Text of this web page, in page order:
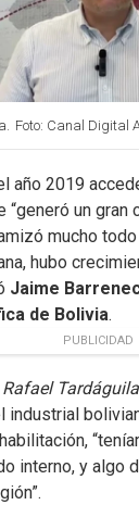
Foto: Canal Digital
año 2019
“generó un gran
mucho
hubo
Jaime
de Bolivia.
PUBLICIDAD
Rafael
industrial
interno, y algo